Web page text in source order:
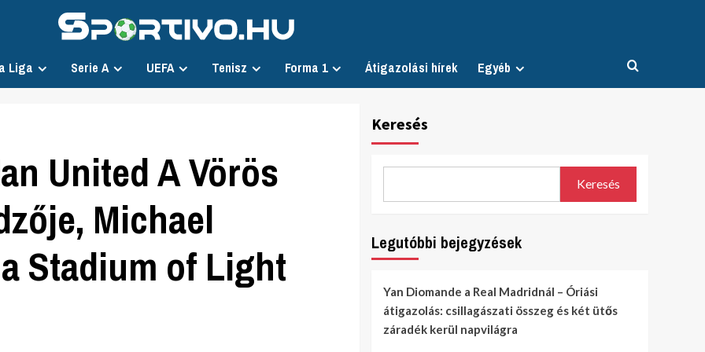
Liga Serie A UEFA Tenisz Forma 1 Átigazolási hírek Egyéb
United A Vörös
Michael
Stadium of Light
Keresés
Keresés
Legutóbbi bejegyzések
Yan Diomande a Real Madridnál – Óriási
átigazolás: csillagászati összeg és két ütős
záradék kerül napvilágra